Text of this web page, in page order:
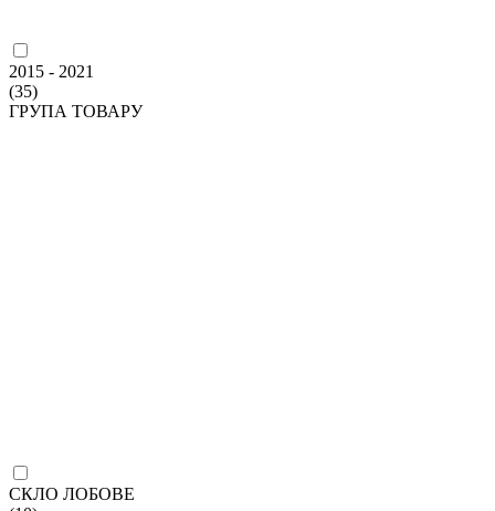
2015 - 2021
(35)
ГРУПА ТОВАРУ
СКЛО ЛОБОВЕ